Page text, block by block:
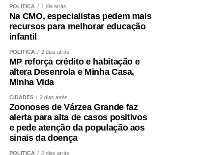
WhatsApp
Facebook
Twitter
Messenger
LinkedIn
Share
POLÍTICA 1 dia atrás
Na CMO, especialistas pedem mais
recursos para melhorar educação
infantil
POLÍTICA 2 dias atrás
MP reforça crédito e habitação e
altera Desenrola e Minha Casa,
Minha Vida
CIDADES 2 dias atrás
Zoonoses de Várzea Grande faz
alerta para alta de casos positivos
e pede atenção da população aos
sinais da doença
POLÍTICA 2 dias atrás